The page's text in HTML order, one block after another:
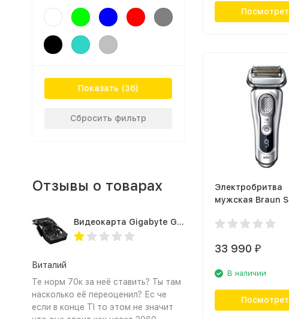
Электробритва
мужская Braun
33 990 ₽
В наличии
Показать
Сбросить фильтр
Отзывы о товарах
Видеокарта Gigabyte GTX1660TI 6GB (GV-N166TOC-6GD 1.0A)
Виталий
Те норм 70к за неё ставить? Ты там
насколько её переоценил? Ес че
если в конце TI то этом не значит